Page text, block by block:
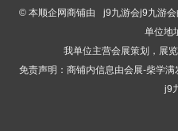
© 本顺企网商铺由 j9九游会j9九游
单位地
我单位主营会展策划，展
免责声明：商铺内信息由会展-柴学
j9